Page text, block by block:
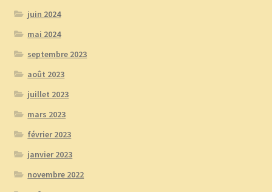
juin 2024
mai 2024
septembre 2023
août 2023
juillet 2023
mars 2023
février 2023
janvier 2023
novembre 2022